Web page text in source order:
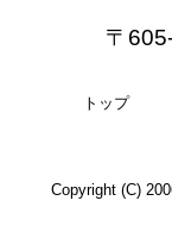
〒
トップ
Copyright (C)